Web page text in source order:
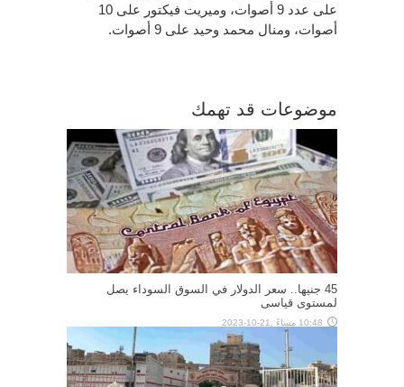
على عدد 9 أصوات، وميريت فيكتور على 10
أصوات، ومنال محمد وحيد على 9 أصوات.
موضوعات قد تهمك
45 جنيها.. سعر الدولار في السوق السوداء يصل
لمستوى قياسى
10:48 مساءً ,21-10-2023